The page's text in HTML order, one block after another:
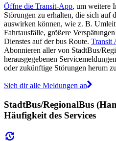
Öffne die Transit-App, um weitere
Störungen zu erhalten, die sich auf
auswirken können, wie z. B.
Fahrtausfälle, größere
Dienstes auf der bus Route. Transit
Abonnieren aller von StadtBus/
herausgegebenen
oder zukünftige Störungen herum
Sieh dir alle Meldungen an
StadtBus/RegionalBus
Häufigkeit des Services